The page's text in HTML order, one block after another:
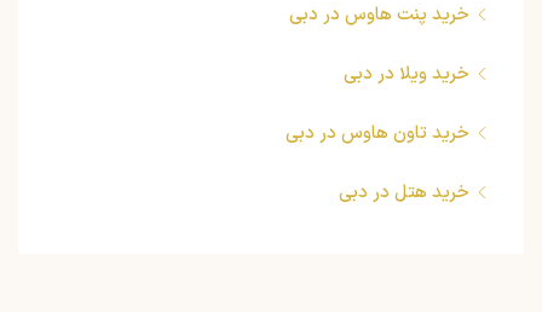
خرید پنت هاوس در دبی
خرید ویلا در دبی
خرید تاون هاوس در دبی
خرید هتل در دبی